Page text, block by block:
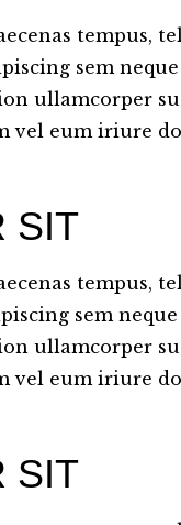
tempus,
sem
ullamcorper
vel eum iriure
SIT
tempus,
sem
ullamcorper
vel eum iriure
SIT